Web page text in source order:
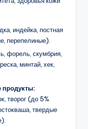
индейка, постная
перепелиные).
форель, скумбрия,
минтай, хек,
творог (до 5%
твердые